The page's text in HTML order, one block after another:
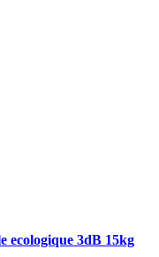
ecologique 3dB 15kg